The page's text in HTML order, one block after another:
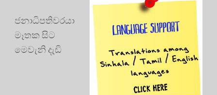
ජනාධිපතිවරයා
මෑතක සිට
මෙවැනි දැඩි